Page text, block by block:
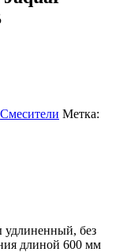
Смесители Метка:
без
длиной 600 мм